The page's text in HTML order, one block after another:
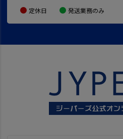
定休日 発送業務のみ